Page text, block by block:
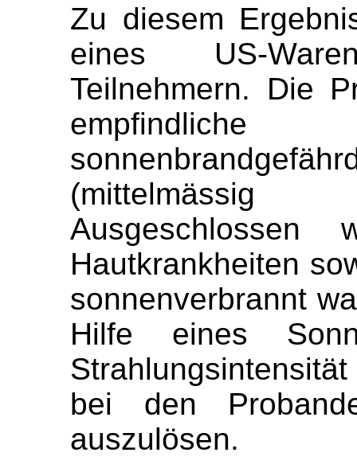
Zu diesem
eines US-
Teilnehmern. Die
(mittelmässig
Ausgeschlossen
Hautkrankheiten
sonnenverbrannt
Hilfe eines
bei den
auszulösen.